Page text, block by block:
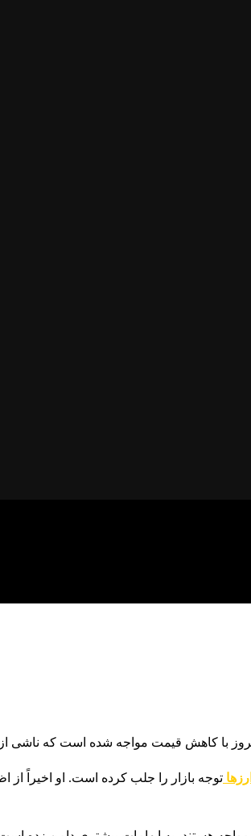
با کاهش قیمت مواجه شده است که ناشی از
توجه بازار را جلب کرده است. او اخیراً از